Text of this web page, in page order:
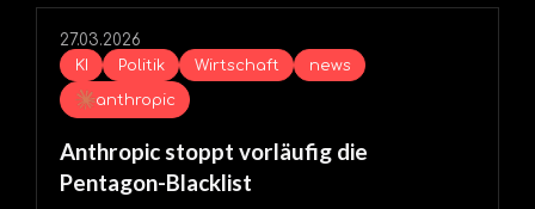
27.03.2026
KI
Politik Wirtschaft
news
anthropic
Anthropic stoppt vorläufig die
Pentagon-Blacklist